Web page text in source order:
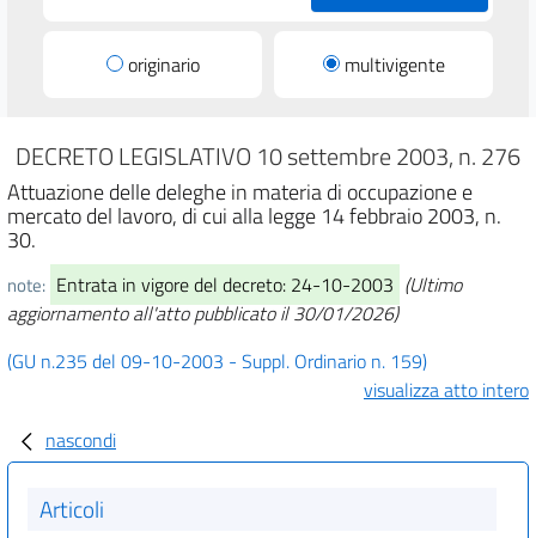
originario multivigente
DECRETO LEGISLATIVO 10 settembre 2003, n. 276
Attuazione delle deleghe in materia di occupazione e
mercato del lavoro, di cui alla legge 14 febbraio 2003, n.
30.
note: Entrata in vigore del decreto: 24-10-2003 (Ultimo
aggiornamento all'atto pubblicato il 30/01/2026)
(GU n.235 del 09-10-2003 - Suppl. Ordinario n. 159)
visualizza atto intero
nascondi
Articoli